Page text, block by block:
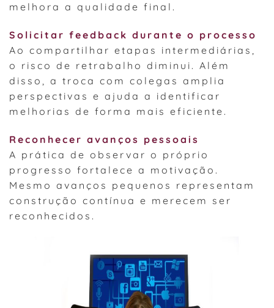
melhora a qualidade final.
Solicitar feedback durante o processo
Ao compartilhar etapas intermediárias,
o risco de retrabalho diminui. Além
disso, a troca com colegas amplia
perspectivas e ajuda a identificar
melhorias de forma mais eficiente.
Reconhecer avanços pessoais
A prática de observar o próprio
progresso fortalece a motivação.
Mesmo avanços pequenos representam
construção contínua e merecem ser
reconhecidos.